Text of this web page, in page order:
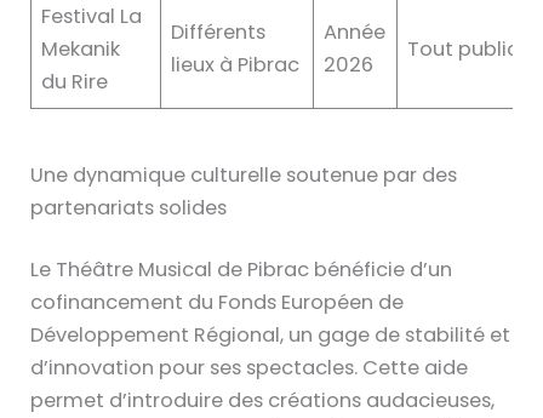
Festival La
Mekanik
du Rire
Différents
lieux à Pibrac
Année
2026
Tout public
Une dynamique culturelle soutenue par des
partenariats solides
Le Théâtre Musical de Pibrac bénéficie d’un
cofinancement du Fonds Européen de
Développement Régional, un gage de stabilité et
d’innovation pour ses spectacles. Cette aide
permet d’introduire des créations audacieuses,